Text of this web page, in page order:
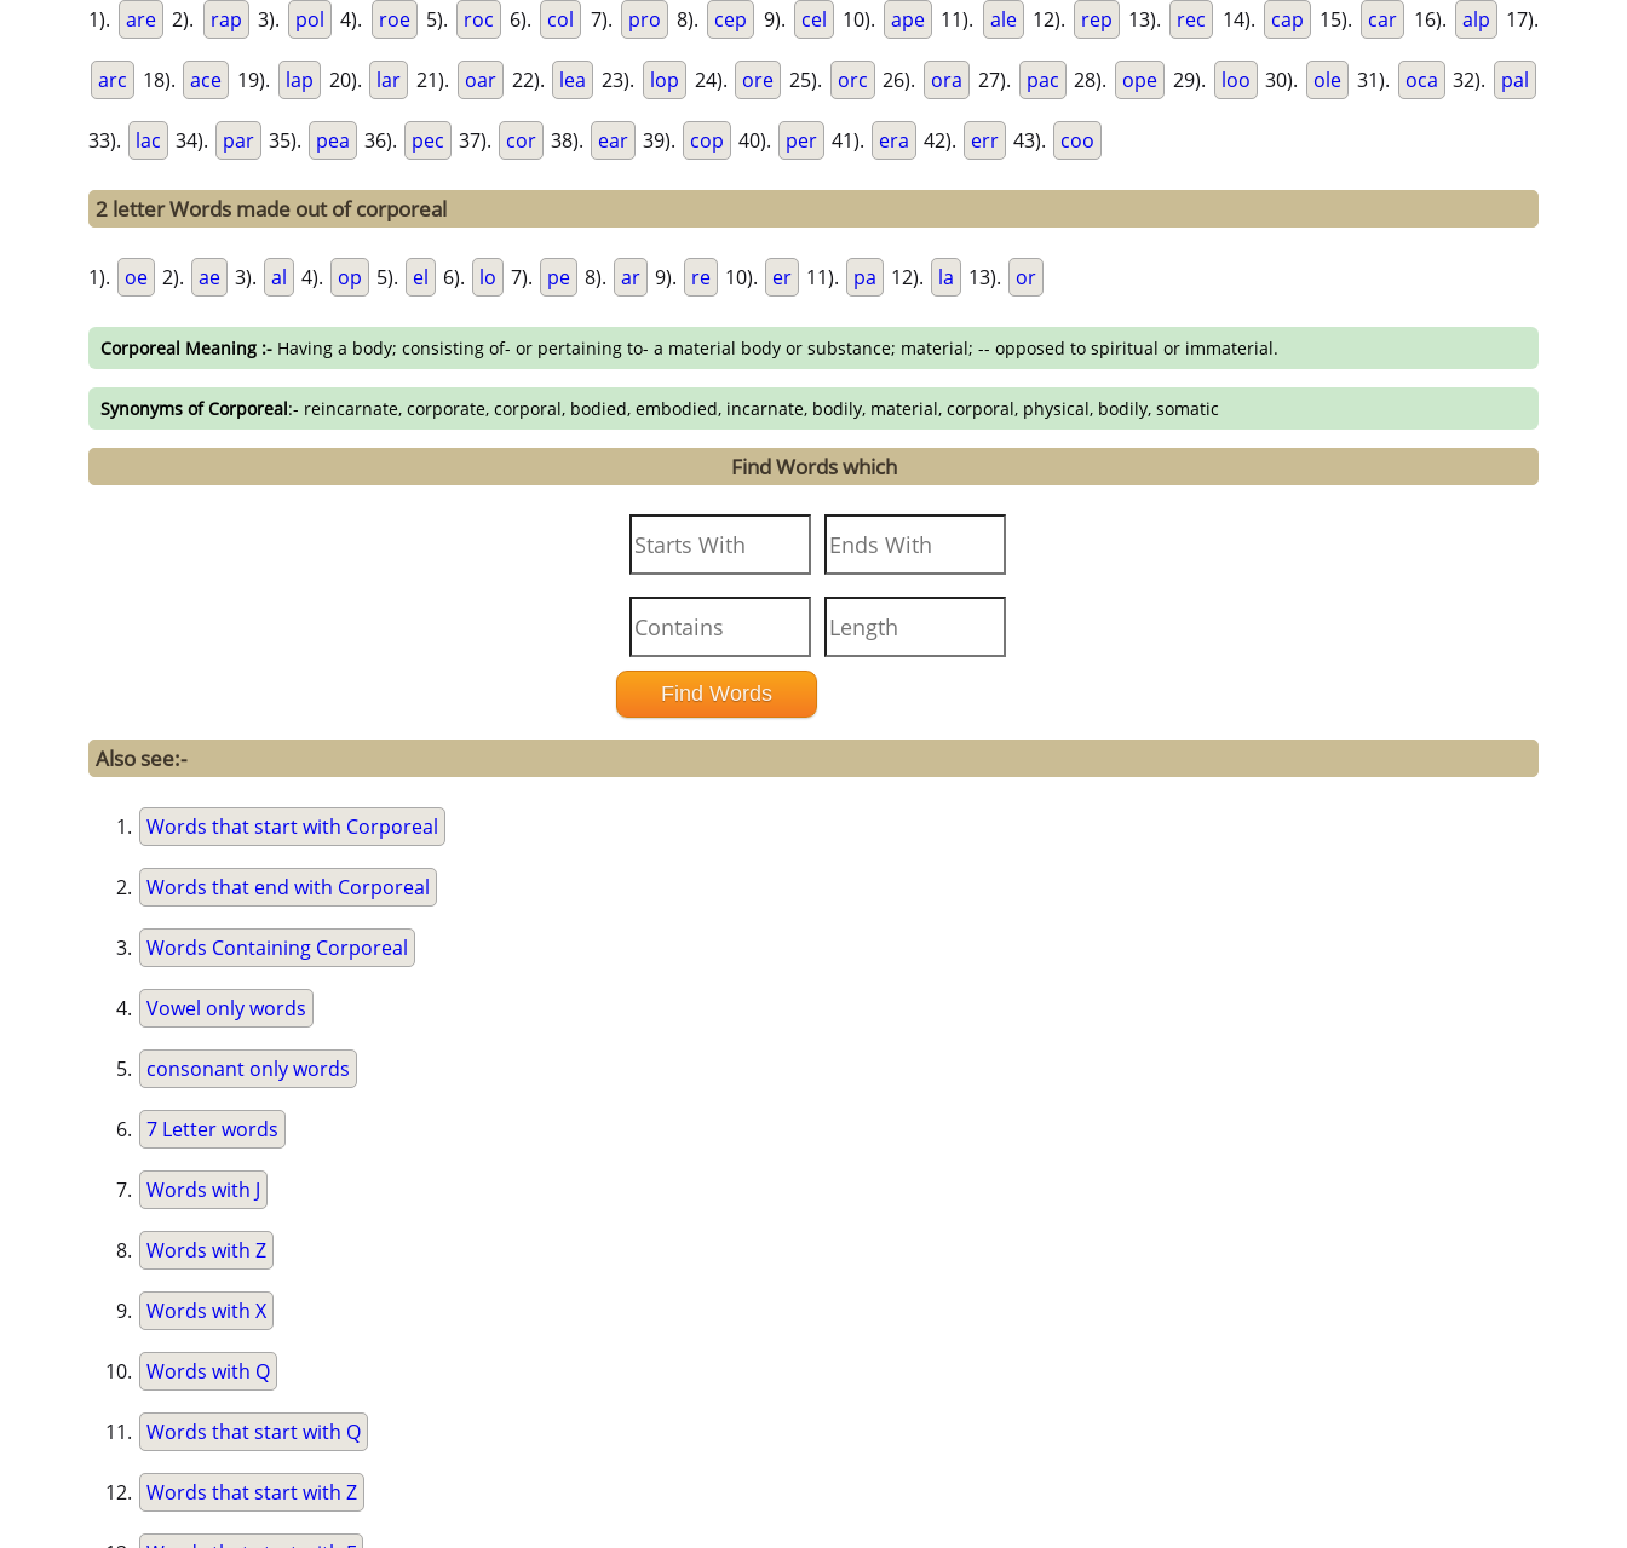
1). are 2). rap 3). pol 4). roe 5). roc 6). col 7). pro 8). cep 9). cel 10). ape 11). ale 12). rep 13). rec 14). cap 15). car 16). alp 17).
arc 18). ace 19). lap 20). lar 21). oar 22). lea 23). lop 24). ore 25). orc 26). ora 27). pac 28). ope 29). loo 30). ole 31). oca 32). pal
33). lac 34). par 35). pea 36). pec 37). cor 38). ear 39). cop 40). per 41). era 42). err 43). coo
2 letter Words made out of corporeal
1). oe 2). ae 3). al 4). op 5). el 6). lo 7). pe 8). ar 9). re 10). er 11). pa 12). la 13). or
Corporeal Meaning :- Having a body; consisting of- or pertaining to- a material body or substance; material; -- opposed to spiritual or immaterial.
Synonyms of Corporeal:- reincarnate, corporate, corporal, bodied, embodied, incarnate, bodily, material, corporal, physical, bodily, somatic
Find Words which
Also see:-
Words that start with Corporeal
Words that end with Corporeal
Words Containing Corporeal
Vowel only words
consonant only words
7 Letter words
Words with J
Words with Z
Words with X
Words with Q
Words that start with Q
Words that start with Z